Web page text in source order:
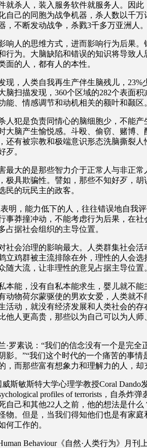
就杀人，装入服务软件就服务人。因
自己的同胞为战争机器，杀人数以千
，不断发动战争，杀戮3千多万亚洲人
响人的思维方式，进而影响行为后果
行为。大脑缺陷和错误的知识将导致
面的人，都有人的本性。
现，人类自我再生产伴生脑残儿，23%
脑扫描发现，360个区域的282个表面
能、情感调节和动机相关的额叶和颞区
人犯是负责同情心的脑细胞少，不能
大脑产生愉悦感。斗殴、偷窃、赌博
还有被宗教和极端意识形态洗脑撕裂人
歹。
最大的是那些智力介于正常人与非正
极具欺骗性。譬如，那些不知好歹，
民的玩民主的政客。
明，能力低下的人，往往错误地自我
事莽撞冲动，不能考虑行为后果，在
占据社会组织的主导位置。
社会治理的影响最大。人类群集社会
立鸡群被主流排除在外，理性的人会
随大流，让非理性的意见占据主导位置
本能，没有自私本能求生，婴儿就不
动物荷尔蒙驱使的男欢女爱，人类就
活动，就没有经济发展和人类社会的
他人更高贵，那些以为自己可以为人
·罗素说：“我们的信念没有一个是完全
影。”“我们这个时代的一个痛苦的事
，而那些富有想象力和理解力的人，
威斯敏斯特大学心理学教授Coral Dando
profiles of terrorists ， 自杀炸弹
自己和其他22 人之前，他的想法是什
物。但是，当我们得知他们也是有家
何工作的。
Behaviour《自然·人类行为》月刊